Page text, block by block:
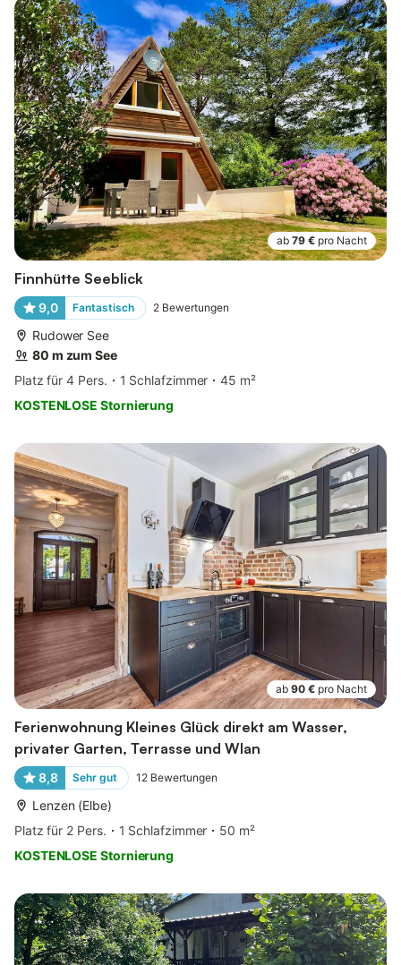
ab 79 € pro Nacht
Finnhütte Seeblick
9,0 Fantastisch 2 Bewertungen
Rudower See
80 m zum See
Platz für 4 Pers.
1 Schlafzimmer
45 m²
KOSTENLOSE Stornierung
ab 90 € pro Nacht
Ferienwohnung Kleines Glück direkt am Wasser,
privater Garten, Terrasse und Wlan
8,8 Sehr gut 12 Bewertungen
Lenzen (Elbe)
Platz für 2 Pers.
1 Schlafzimmer
50 m²
KOSTENLOSE Stornierung